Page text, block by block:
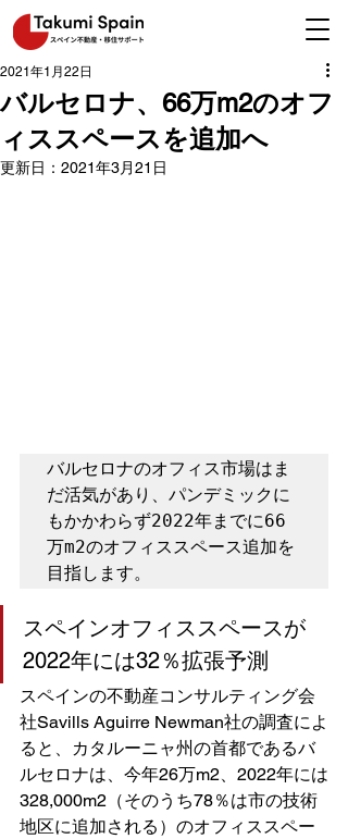
バルセロナ、66万m2のオフ
ィススペースを追加へ
2021年1月22日
更新日： 2021年3月21日
バルセロナのオフィス市場はま
だ活気があり、パンデミックに
もかかわらず2022年までに66
万m2のオフィススペース追加を
目指します。
スペインオフィススペースが
2022年には32％拡張予測
スペインの不動産コンサルティング会
社Savills Aguirre Newman社の調査によ
ると、カタルーニャ州の首都であるバ
ルセロナは、今年26万m2、2022年には
328,000m2（そのうち78％は市の技術
地区に追加される）のオフィススペー